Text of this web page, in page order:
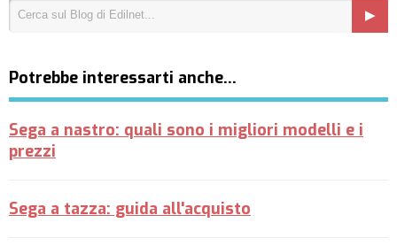
Potrebbe interessarti anche…
Sega a nastro: quali sono i migliori modelli e i
prezzi
Sega a tazza: guida all'acquisto